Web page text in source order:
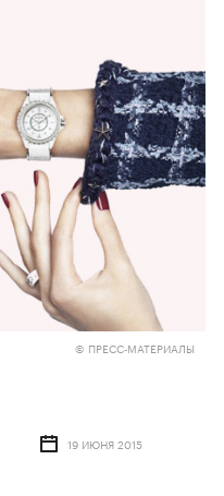
© ПРЕСС-МАТЕРИАЛЫ
19 ИЮНЯ 2015